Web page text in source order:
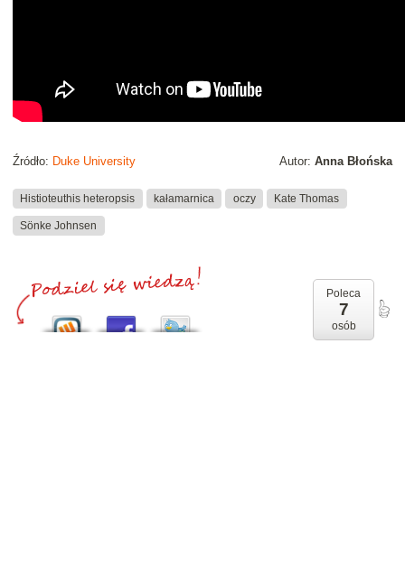
Autor: Anna Błońska
Źródło: Duke University
Histioteuthis heteropsis kałamarnica oczy Kate Thomas
Sönke Johnsen
Poleca
7
osób